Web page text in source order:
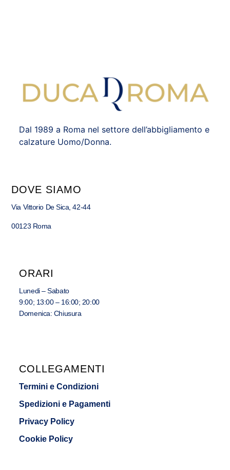
Dal 1989 a Roma nel settore dell’abbigliamento e
calzature Uomo/Donna.
DOVE SIAMO
Via Vittorio De Sica, 42-44
00123 Roma
ORARI
Lunedi – Sabato
9:00; 13:00 – 16:00; 20:00
Domenica: Chiusura
COLLEGAMENTI
Termini e Condizioni
Spedizioni e Pagamenti
Privacy Policy
Cookie Policy